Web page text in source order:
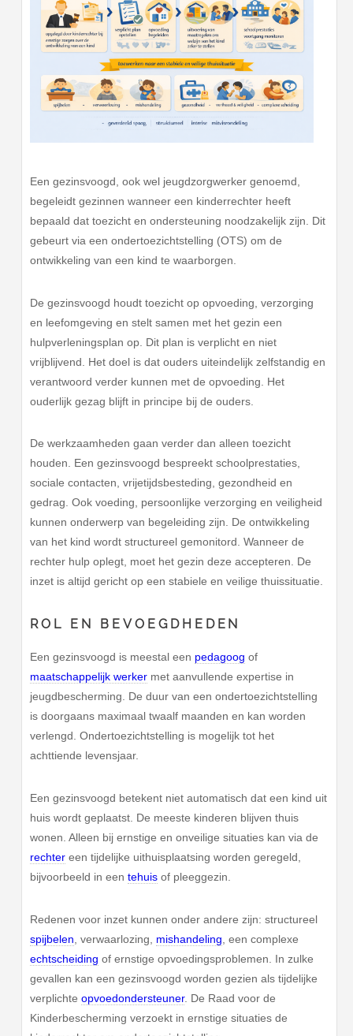
Een gezinsvoogd, ook wel jeugdzorgwerker genoemd,
begeleidt gezinnen wanneer een kinderrechter heeft
bepaald dat toezicht en ondersteuning noodzakelijk zijn. Dit
gebeurt via een ondertoezichtstelling (OTS) om de
ontwikkeling van een kind te waarborgen.
De gezinsvoogd houdt toezicht op opvoeding, verzorging
en leefomgeving en stelt samen met het gezin een
hulpverleningsplan op. Dit plan is verplicht en niet
vrijblijvend. Het doel is dat ouders uiteindelijk zelfstandig en
verantwoord verder kunnen met de opvoeding. Het
ouderlijk gezag blijft in principe bij de ouders.
De werkzaamheden gaan verder dan alleen toezicht
houden. Een gezinsvoogd bespreekt schoolprestaties,
sociale contacten, vrijetijdsbesteding, gezondheid en
gedrag. Ook voeding, persoonlijke verzorging en veiligheid
kunnen onderwerp van begeleiding zijn. De ontwikkeling
van het kind wordt structureel gemonitord. Wanneer de
rechter hulp oplegt, moet het gezin deze accepteren. De
inzet is altijd gericht op een stabiele en veilige thuissituatie.
ROL EN BEVOEGDHEDEN
Een gezinsvoogd is meestal een pedagoog of
maatschappelijk werker met aanvullende expertise in
jeugdbescherming. De duur van een ondertoezichtstelling
is doorgaans maximaal twaalf maanden en kan worden
verlengd. Ondertoezichtstelling is mogelijk tot het
achttiende levensjaar.
Een gezinsvoogd betekent niet automatisch dat een kind uit
huis wordt geplaatst. De meeste kinderen blijven thuis
wonen. Alleen bij ernstige en onveilige situaties kan via de
rechter een tijdelijke uithuisplaatsing worden geregeld,
bijvoorbeeld in eentehuis of pleeggezin.
Redenen voor inzet kunnen onder andere zijn: structureel
spijbelen , verwaarlozing, mishandeling , een complexe
echtscheiding of ernstige opvoedingsproblemen. In zulke
gevallen kan een gezinsvoogd worden gezien als tijdelijke
verplichteopvoedondersteuner. De Raad voor de
Kinderbescherming verzoekt in ernstige situaties de